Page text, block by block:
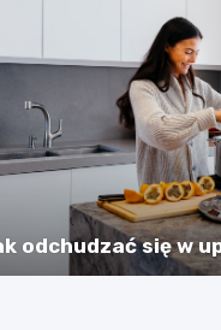
odchudzać się w